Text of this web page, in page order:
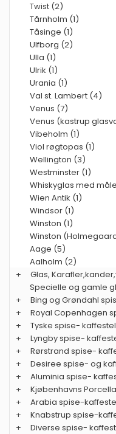
Twist (2)
Tårnholm (1)
Tåsinge (1)
Ulfborg (2)
Ulla (1)
Ulrik (1)
Urania (1)
Val st. Lambert (4)
Venus (7)
Venus (kastrup
Vibeholm (1)
Viol røgtopas (1)
Wellington (3)
Westminster (1)
Whiskyglas med
Wien Antik (1)
Windsor (1)
Winston (1)
Winston
Aage (5)
Aalholm (2)
+
Glas,
Specielle og gamle
+
Bing og Grøndahl
+
Royal Copenhagen
+
Tyske spise- kaffestel
+
Lyngby spise-
+
Rørstrand spise-
+
Desiree spise- og
+
Aluminia spise-
+
Kjøbenhavns
+
Arabia spise-
+
Knabstrup spise-
+
Diverse spise-